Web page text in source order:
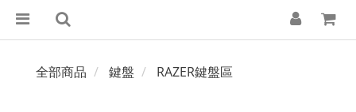
全部商品 鍵盤 RAZER鍵盤區